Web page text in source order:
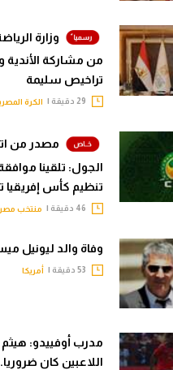
وزارة
من مشاركة
تراخيص سليمة
الكرة
مصدر من
الجول: تلقينا
تنظيم كأس إفريقيا تحت
منتخب مصر
وفاة والد ليونيل ميسي
أمريكا
مدرب أوفييدو:
اللاعبين كان